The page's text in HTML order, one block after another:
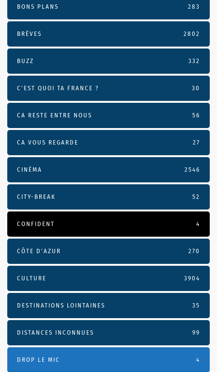
BONS PLANS 283
BRÈVES 2802
BUZZ 332
C'EST QUOI TA FRANCE ? 30
CA RESTE ENTRE NOUS 56
CA VOUS REGARDE 27
CINÉMA 2546
CITY-BREAK 52
CONFIDENT 4
CÔTE D’AZUR 270
CULTURE 3904
DESTINATIONS LOINTAINES 35
DISTANCES INCONNUES 99
DROP LE MIC 4